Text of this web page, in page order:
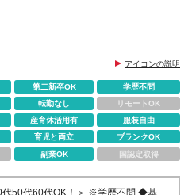
アイコンの説明
第二新卒OK
学歴不問
転勤なし
リモートOK
産育休活用有
服装自由
育児と両立
ブランクOK
副業OK 国認定取得
代50代60代OK！＞ ※学歴不問 ◆基本